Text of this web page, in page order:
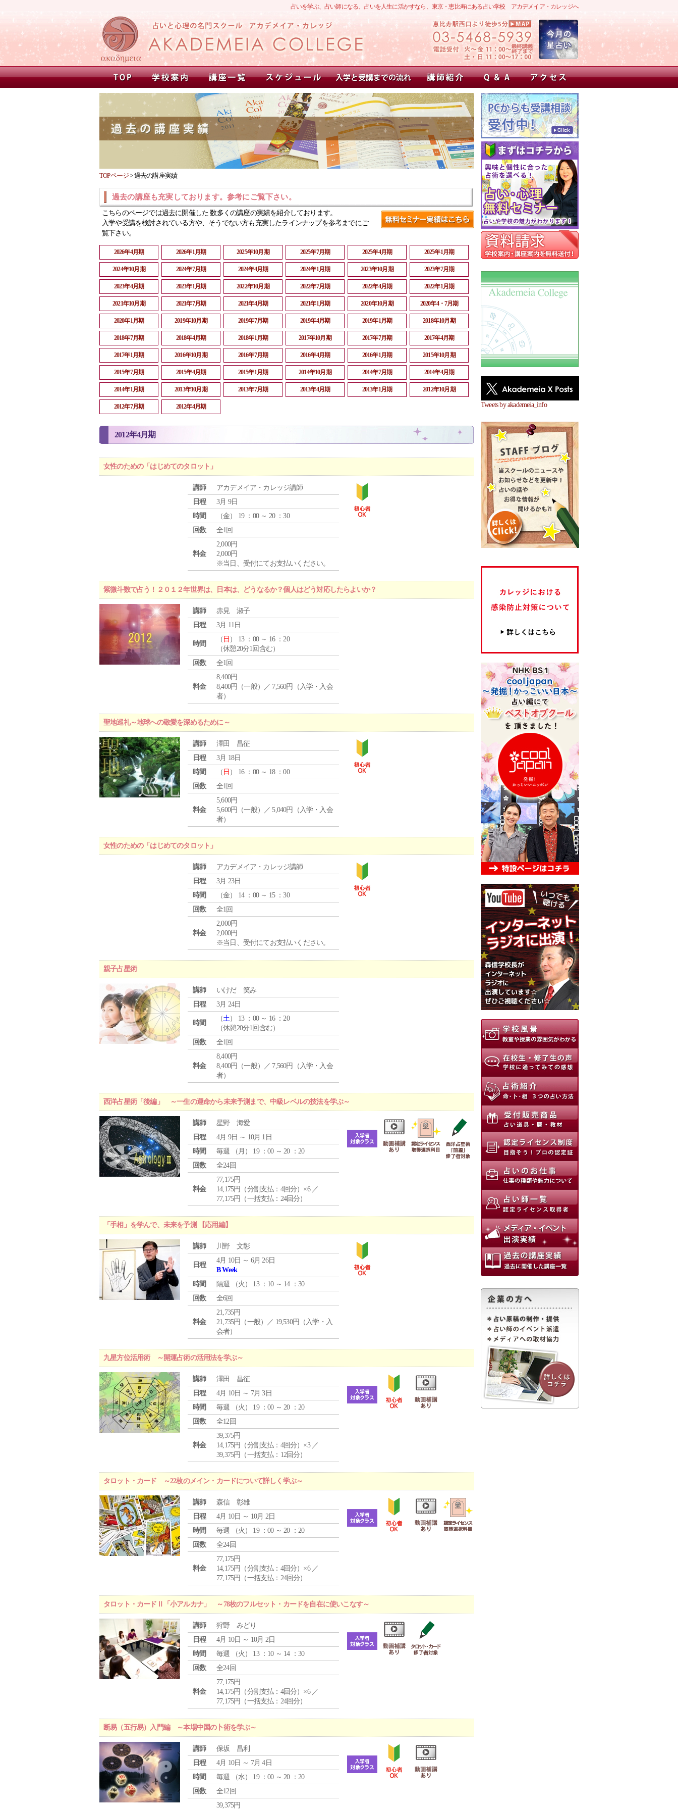
占いを学ぶ、占い師になる、占いを人生に活かすなら、東京・恵比寿にある占い学校 アカデメイア・カレッジへ
Tweets by akademeia_info
TOPページ>過去の講座実績
過去の講座も充実しております。参考にご覧下さい。
こちらのページでは過去に開催した 数多くの講座の実績を紹介しております。
入学や受講を検討されている方や、そうでない方も充実したラインナップを参考までにご
覧下さい。
2026年4月期 2026年1月期 2025年10月期 2025年7月期 2025年4月期 2025年1月期
2024年10月期 2024年7月期 2024年4月期 2024年1月期 2023年10月期 2023年7月期
2023年4月期 2023年1月期 2022年10月期 2022年7月期 2022年4月期 2022年1月期
2021年10月期 2021年7月期 2021年4月期 2021年1月期 2020年10月期 2020年4・7月期
2020年1月期 2019年10月期 2019年7月期 2019年4月期 2019年1月期 2018年10月期
2018年7月期 2018年4月期 2018年1月期 2017年10月期 2017年7月期 2017年4月期
2017年1月期 2016年10月期 2016年7月期 2016年4月期 2016年1月期 2015年10月期
2015年7月期 2015年4月期 2015年1月期 2014年10月期 2014年7月期 2014年4月期
2014年1月期 2013年10月期 2013年7月期 2013年4月期 2013年1月期 2012年10月期
2012年7月期 2012年4月期
2012年4月期
女性のための「はじめてのタロット」
講師
アカデメイア・カレッジ講師
日程
3月 9日
時間
（金） 19 ：00 ～ 20 ：30
回数
全1回
料金
2,000円
2,000円
※当日、受付にてお支払いください。
紫微斗数で占う！２０１２年世界は、日本は、どうなるか？個人はどう対応したらよいか？
講師
赤見 淑子
日程
3月 11日
時間
（ 日 ） 13 ：00 ～ 16 ：20
（休憩20分1回含む）
回数
全1回
料金
8,400円
8,400円（一般）／ 7,560円（入学・入会
者）
聖地巡礼～地球への敬愛を深めるために～
講師
澤田 昌征
日程
3月 18日
時間
（ 日 ） 16 ：00 ～ 18 ：00
回数
全1回
料金
5,600円
5,600円（一般）／ 5,040円（入学・入会
者）
女性のための「はじめてのタロット」
講師
アカデメイア・カレッジ講師
日程
3月 23日
時間
（金） 14 ：00 ～ 15 ：30
回数
全1回
料金
2,000円
2,000円
※当日、受付にてお支払いください。
親子占星術
講師
いけだ 笑み
日程
3月 24日
時間
（土） 13 ：00 ～ 16 ：20
（休憩20分1回含む）
回数
全1回
料金
8,400円
8,400円（一般）／ 7,560円（入学・入会
者）
西洋占星術「後編」 ～一生の運命から未来予測まで、中級レベルの技法を学ぶ～
講師
星野 海愛
日程
4月 9日 ～ 10月 1日
時間
毎週 （ 月 ） 19 ：00 ～ 20 ：20
回数
全24回
料金
77,175円
14,175円（分割支払：4回分）×6 ／
77,175円（一括支払：24回分）
「手相」を学んで、未来を予測 【応用編】
講師 川野 文彰
日程
4月 10日 ～ 6月 26日
B Week
時間
隔週 （火 ） 13 ：10 ～ 14 ：30
回数
全6回
料金
21,735円
21,735円（一般）／ 19,530円（入学・入
会者）
九星方位活用術 ～開運占術の活用法を学ぶ～
講師
澤田 昌征
日程
4月 10日 ～ 7月 3日
時間
毎週 （火 ） 19 ：00 ～ 20 ：20
回数
全12回
料金
39,375円
14,175円（分割支払：4回分）×3 ／
39,375円（一括支払：12回分）
タロット・カード ～22枚のメイン・カードについて詳しく学ぶ～
講師
森信 彰雄
日程
4月 10日 ～ 10月 2日
時間
毎週 （火 ） 19 ：00 ～ 20 ：20
回数
全24回
料金
77,175円
14,175円（分割支払：4回分）×6 ／
77,175円（一括支払：24回分）
タロット・カードⅡ「小アルカナ」 ～78枚のフルセット・カードを自在に使いこなす～
講師
狩野 みどり
日程
4月 10日 ～ 10月 2日
時間
毎週 （火 ） 13 ：10 ～ 14 ：30
回数
全24回
料金
77,175円
14,175円（分割支払：4回分）×6 ／
77,175円（一括支払：24回分）
断易（五行易）入門編 ～本場中国の卜術を学ぶ～
講師
保坂 昌利
日程
4月 10日 ～ 7月 4日
時間
毎週 （水） 19 ：00 ～ 20 ：20
回数
全12回
39,375円